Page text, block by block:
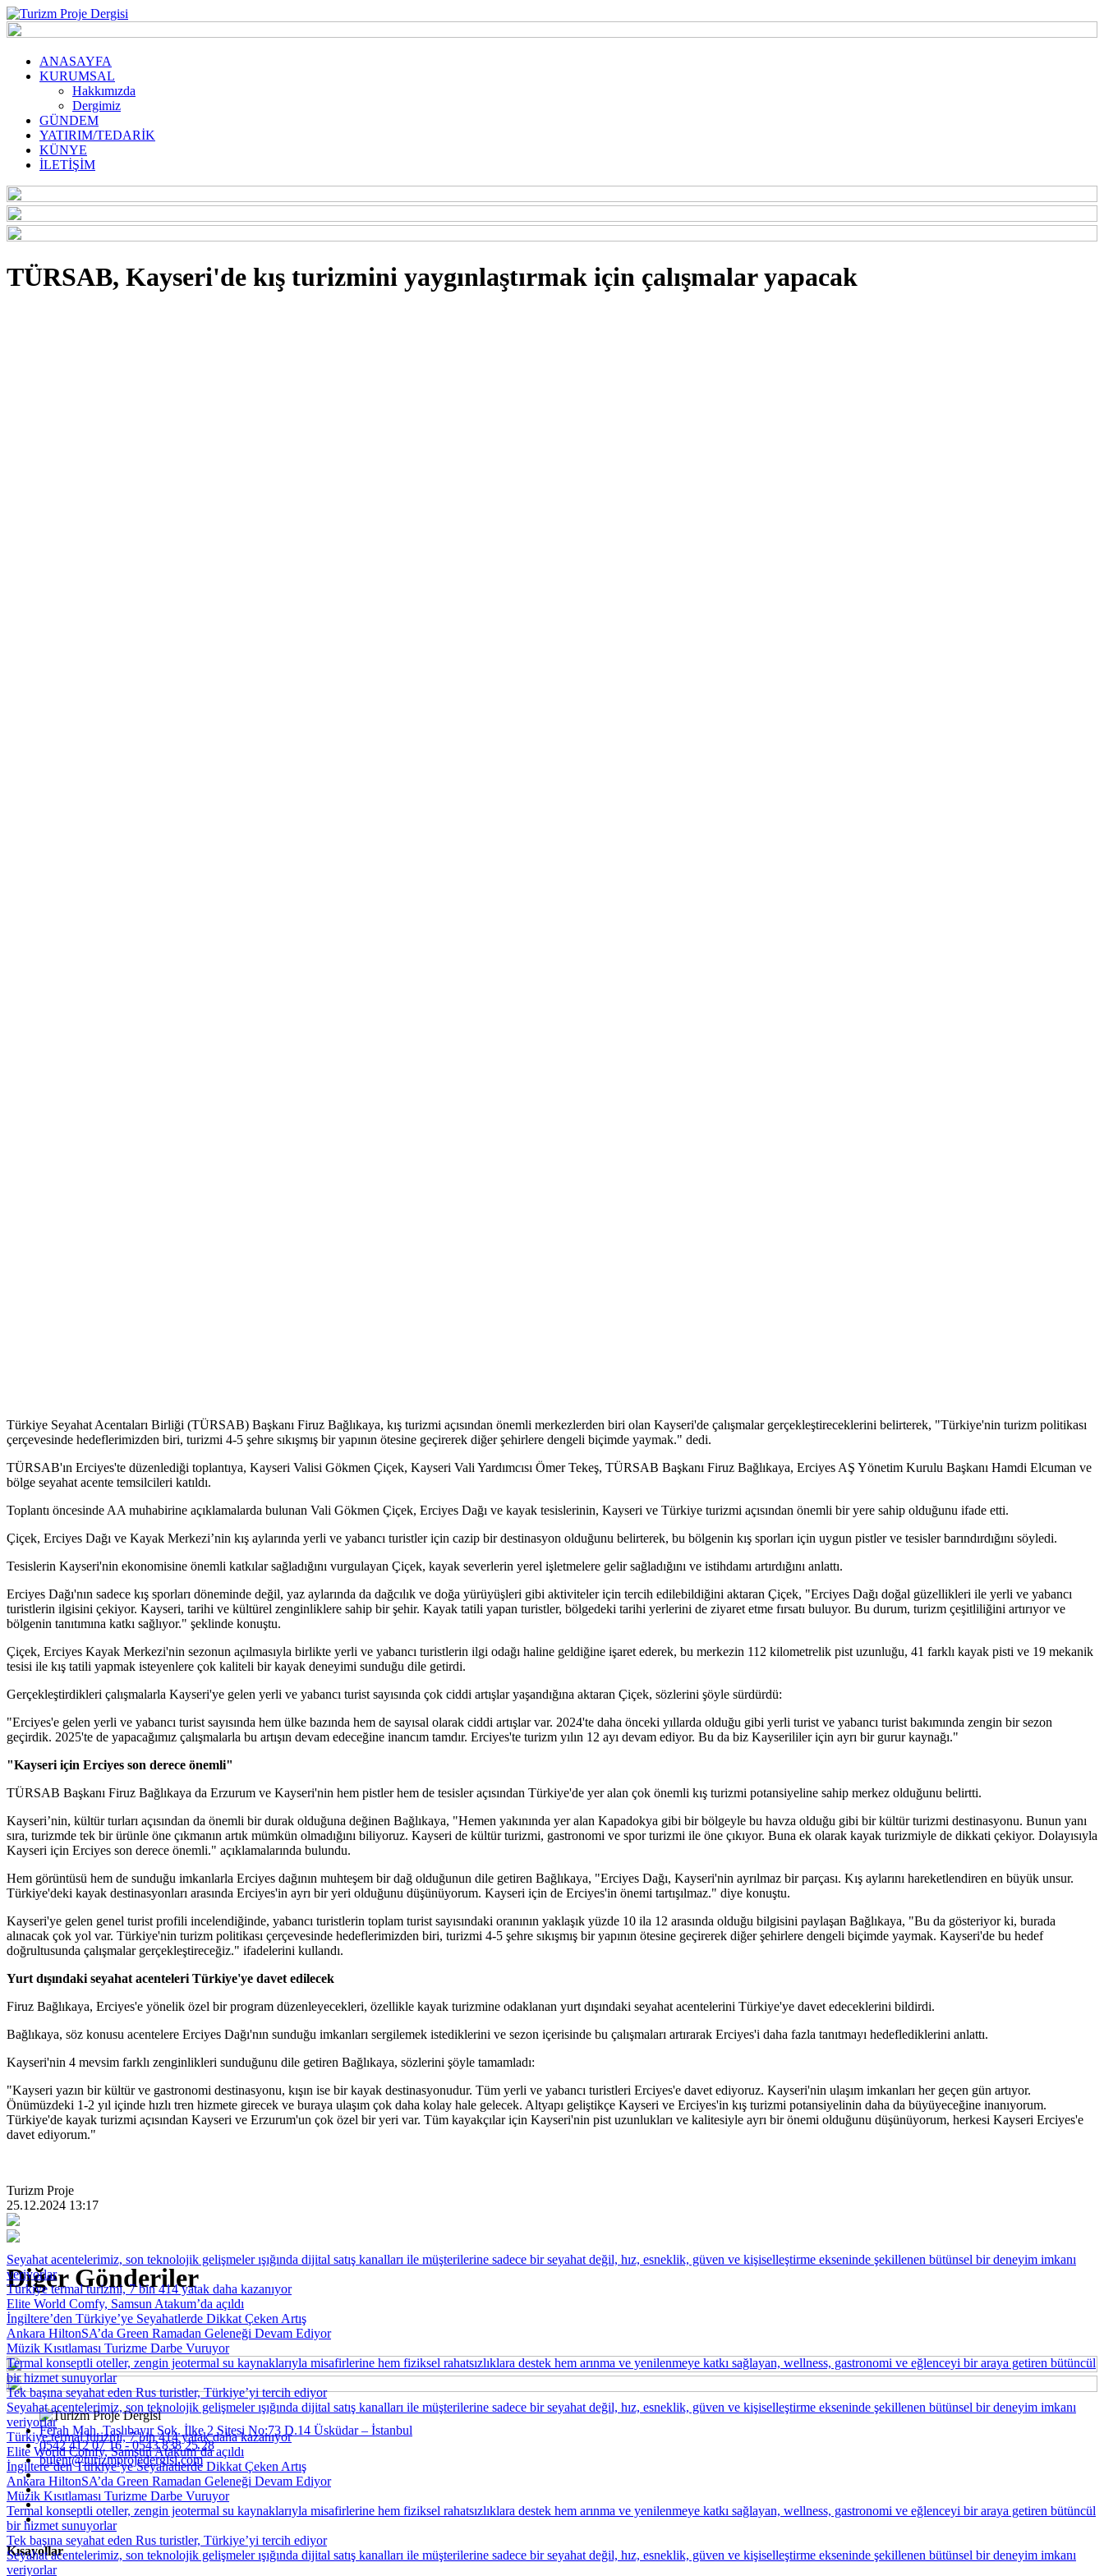
ANASAYFA
KURUMSAL
Hakkımızda
Dergimiz
GÜNDEM
YATIRIM/TEDARİK
KÜNYE
İLETİŞİM
TÜRSAB, Kayseri'de kış turizmini yaygınlaştırmak için çalışmalar yapacak
Türkiye Seyahat Acentaları Birliği (TÜRSAB) Başkanı Firuz Bağlıkaya, kış turizmi açısından önemli merkezlerden biri olan Kayseri'de çalışmalar gerçekleştireceklerini belirterek, "Türkiye'nin turizm politikası
çerçevesinde hedeflerimizden biri, turizmi 4-5 şehre sıkışmış bir yapının ötesine geçirerek diğer şehirlere dengeli biçimde yaymak." dedi.
TÜRSAB'ın Erciyes'te düzenlediği toplantıya, Kayseri Valisi Gökmen Çiçek, Kayseri Vali Yardımcısı Ömer Tekeş, TÜRSAB Başkanı Firuz Bağlıkaya, Erciyes AŞ Yönetim Kurulu Başkanı Hamdi Elcuman ve
bölge seyahat acente temsilcileri katıldı.
Toplantı öncesinde AA muhabirine açıklamalarda bulunan Vali Gökmen Çiçek, Erciyes Dağı ve kayak tesislerinin, Kayseri ve Türkiye turizmi açısından önemli bir yere sahip olduğunu ifade etti.
Çiçek, Erciyes Dağı ve Kayak Merkezi’nin kış aylarında yerli ve yabancı turistler için cazip bir destinasyon olduğunu belirterek, bu bölgenin kış sporları için uygun pistler ve tesisler barındırdığını söyledi.
Tesislerin Kayseri'nin ekonomisine önemli katkılar sağladığını vurgulayan Çiçek, kayak severlerin yerel işletmelere gelir sağladığını ve istihdamı artırdığını anlattı.
Erciyes Dağı'nın sadece kış sporları döneminde değil, yaz aylarında da dağcılık ve doğa yürüyüşleri gibi aktiviteler için tercih edilebildiğini aktaran Çiçek, "Erciyes Dağı doğal güzellikleri ile yerli ve yabancı
turistlerin ilgisini çekiyor. Kayseri, tarihi ve kültürel zenginliklere sahip bir şehir. Kayak tatili yapan turistler, bölgedeki tarihi yerlerini de ziyaret etme fırsatı buluyor. Bu durum, turizm çeşitliliğini artırıyor ve
bölgenin tanıtımına katkı sağlıyor." şeklinde konuştu.
Çiçek, Erciyes Kayak Merkezi'nin sezonun açılmasıyla birlikte yerli ve yabancı turistlerin ilgi odağı haline geldiğine işaret ederek, bu merkezin 112 kilometrelik pist uzunluğu, 41 farklı kayak pisti ve 19 mekanik
tesisi ile kış tatili yapmak isteyenlere çok kaliteli bir kayak deneyimi sunduğu dile getirdi.
Gerçekleştirdikleri çalışmalarla Kayseri'ye gelen yerli ve yabancı turist sayısında çok ciddi artışlar yaşandığına aktaran Çiçek, sözlerini şöyle sürdürdü:
"Erciyes'e gelen yerli ve yabancı turist sayısında hem ülke bazında hem de sayısal olarak ciddi artışlar var. 2024'te daha önceki yıllarda olduğu gibi yerli turist ve yabancı turist bakımında zengin bir sezon
geçirdik. 2025'te de yapacağımız çalışmalarla bu artışın devam edeceğine inancım tamdır. Erciyes'te turizm yılın 12 ayı devam ediyor. Bu da biz Kayserililer için ayrı bir gurur kaynağı."
"Kayseri için Erciyes son derece önemli"
TÜRSAB Başkanı Firuz Bağlıkaya da Erzurum ve Kayseri'nin hem pistler hem de tesisler açısından Türkiye'de yer alan çok önemli kış turizmi potansiyeline sahip merkez olduğunu belirtti.
Kayseri’nin, kültür turları açısından da önemli bir durak olduğuna değinen Bağlıkaya, "Hemen yakınında yer alan Kapadokya gibi bir bölgeyle bu havza olduğu gibi bir kültür turizmi destinasyonu. Bunun yanı
sıra, turizmde tek bir ürünle öne çıkmanın artık mümkün olmadığını biliyoruz. Kayseri de kültür turizmi, gastronomi ve spor turizmi ile öne çıkıyor. Buna ek olarak kayak turizmiyle de dikkati çekiyor. Dolayısıyla
Kayseri için Erciyes son derece önemli." açıklamalarında bulundu.
Hem görüntüsü hem de sunduğu imkanlarla Erciyes dağının muhteşem bir dağ olduğunun dile getiren Bağlıkaya, "Erciyes Dağı, Kayseri'nin ayrılmaz bir parçası. Kış aylarını hareketlendiren en büyük unsur.
Türkiye'deki kayak destinasyonları arasında Erciyes'in ayrı bir yeri olduğunu düşünüyorum. Kayseri için de Erciyes'in önemi tartışılmaz." diye konuştu.
Kayseri'ye gelen genel turist profili incelendiğinde, yabancı turistlerin toplam turist sayısındaki oranının yaklaşık yüzde 10 ila 12 arasında olduğu bilgisini paylaşan Bağlıkaya, "Bu da gösteriyor ki, burada
alınacak çok yol var. Türkiye'nin turizm politikası çerçevesinde hedeflerimizden biri, turizmi 4-5 şehre sıkışmış bir yapının ötesine geçirerek diğer şehirlere dengeli biçimde yaymak. Kayseri'de bu hedef
doğrultusunda çalışmalar gerçekleştireceğiz." ifadelerini kullandı.
Yurt dışındaki seyahat acenteleri Türkiye'ye davet edilecek
Firuz Bağlıkaya, Erciyes'e yönelik özel bir program düzenleyecekleri, özellikle kayak turizmine odaklanan yurt dışındaki seyahat acentelerini Türkiye'ye davet edeceklerini bildirdi.
Bağlıkaya, söz konusu acentelere Erciyes Dağı'nın sunduğu imkanları sergilemek istediklerini ve sezon içerisinde bu çalışmaları artırarak Erciyes'i daha fazla tanıtmayı hedeflediklerini anlattı.
Kayseri'nin 4 mevsim farklı zenginlikleri sunduğunu dile getiren Bağlıkaya, sözlerini şöyle tamamladı:
"Kayseri yazın bir kültür ve gastronomi destinasyonu, kışın ise bir kayak destinasyonudur. Tüm yerli ve yabancı turistleri Erciyes'e davet ediyoruz. Kayseri'nin ulaşım imkanları her geçen gün artıyor.
Önümüzdeki 1-2 yıl içinde hızlı tren hizmete girecek ve buraya ulaşım çok daha kolay hale gelecek. Altyapı geliştikçe Kayseri ve Erciyes'in kış turizmi potansiyelinin daha da büyüyeceğine inanıyorum.
Türkiye'de kayak turizmi açısından Kayseri ve Erzurum'un çok özel bir yeri var. Tüm kayakçılar için Kayseri'nin pist uzunlukları ve kalitesiyle ayrı bir önemi olduğunu düşünüyorum, herkesi Kayseri Erciyes'e
davet ediyorum."
Turizm Proje
25.12.2024 13:17
Diğer Gönderiler
Seyahat acentelerimiz, son teknolojik gelişmeler ışığında dijital satış kanalları ile müşterilerine sadece bir seyahat değil, hız, esneklik, güven ve kişiselleştirme ekseninde şekillenen bütünsel bir deneyim imkanı
veriyorlar
Türkiye termal turizmi, 7 bin 414 yatak daha kazanıyor
Elite World Comfy, Samsun Atakum’da açıldı
İngiltere’den Türkiye’ye Seyahatlerde Dikkat Çeken Artış
Ankara HiltonSA’da Green Ramadan Geleneği Devam Ediyor
Müzik Kısıtlaması Turizme Darbe Vuruyor
Termal konseptli oteller, zengin jeotermal su kaynaklarıyla misafirlerine hem fiziksel rahatsızlıklara destek hem arınma ve yenilenmeye katkı sağlayan, wellness, gastronomi ve eğlenceyi bir araya getiren bütüncül
bir hizmet sunuyorlar
Tek başına seyahat eden Rus turistler, Türkiye’yi tercih ediyor
Seyahat acentelerimiz, son teknolojik gelişmeler ışığında dijital satış kanalları ile müşterilerine sadece bir seyahat değil, hız, esneklik, güven ve kişiselleştirme ekseninde şekillenen bütünsel bir deneyim imkanı
veriyorlar
Türkiye termal turizmi, 7 bin 414 yatak daha kazanıyor
Elite World Comfy, Samsun Atakum’da açıldı
İngiltere’den Türkiye’ye Seyahatlerde Dikkat Çeken Artış
Ankara HiltonSA’da Green Ramadan Geleneği Devam Ediyor
Müzik Kısıtlaması Turizme Darbe Vuruyor
Termal konseptli oteller, zengin jeotermal su kaynaklarıyla misafirlerine hem fiziksel rahatsızlıklara destek hem arınma ve yenilenmeye katkı sağlayan, wellness, gastronomi ve eğlenceyi bir araya getiren bütüncül
bir hizmet sunuyorlar
Tek başına seyahat eden Rus turistler, Türkiye’yi tercih ediyor
Seyahat acentelerimiz, son teknolojik gelişmeler ışığında dijital satış kanalları ile müşterilerine sadece bir seyahat değil, hız, esneklik, güven ve kişiselleştirme ekseninde şekillenen bütünsel bir deneyim imkanı
veriyorlar
Ferah Mah. Taşlıbayır Sok. İlke 2 Sitesi No:73 D.14 Üsküdar – İstanbul
0542 412 07 16 - 0543 838 25 28
bulent@turizmprojedergisi.com
Kısayollar